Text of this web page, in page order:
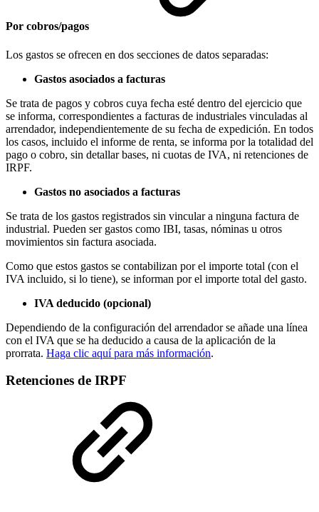
Por cobros/pagos
Los gastos se ofrecen en dos secciones de datos separadas:
Gastos asociados a facturas
Se trata de pagos y cobros cuya fecha esté dentro del ejercicio que
se informa, correspondientes a facturas de industriales vinculadas al
arrendador, independientemente de su fecha de expedición. En todos
los casos, incluido el informe de renta, se informa por la totalidad del
pago o cobro, sin detallar bases, ni cuotas de IVA, ni retenciones de
IRPF.
Gastos no asociados a facturas
Se trata de los gastos registrados sin vincular a ninguna factura de
industrial. Pueden ser gastos como IBI, tasas, nóminas u otros
movimientos sin factura asociada.
Como que estos gastos se contabilizan por el importe total (con el
IVA incluido, si lo tiene), se informan por el importe total del gasto.
IVA deducido (opcional)
Dependiendo de la configuración del arrendador se añade una línea
con el IVA que se ha deducido a causa de la aplicación de la
prorrata. Haga clic aquí para más información.
Retenciones de IRPF